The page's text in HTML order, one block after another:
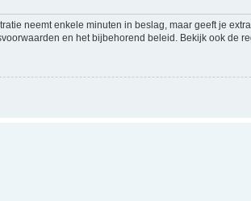
neemt enkele minuten in beslag, maar geeft je
en het bijbehorend beleid. Bekijk ook de